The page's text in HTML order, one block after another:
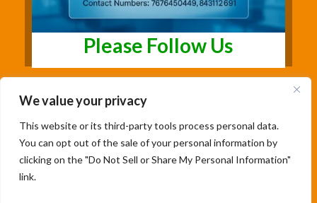
We value your privacy
This website or its third-party tools process personal data.
You can opt out of the sale of your personal information by
clicking on the "Do Not Sell or Share My Personal Information"
link.
Please Follow Us